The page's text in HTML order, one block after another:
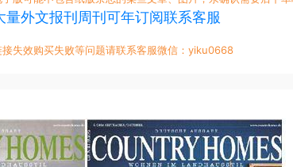
量外文报刊周刊可年订阅联系客服
接失效购买失败等问题请联系客服微信：yiku0668